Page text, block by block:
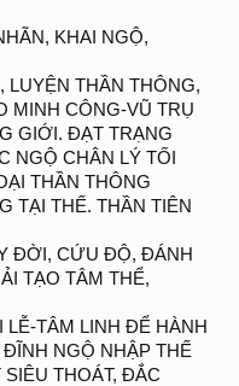
KHAI NGỘ,
LUYỆN THẦN THÔNG,
MINH CÔNG-VŨ TRỤ
GIỚI. ĐẠT TRẠNG
NGỘ CHÂN LÝ TỐI
THẦN THÔNG
TẠI THẾ. THẦN TIÊN
ĐỜI, CỨU ĐỘ, ĐÁNH
TẠO TÂM THỂ,
LỄ-TÂM LINH ĐỂ HÀNH
NGỘ NHẬP THẾ
THOÁT, ĐẮC